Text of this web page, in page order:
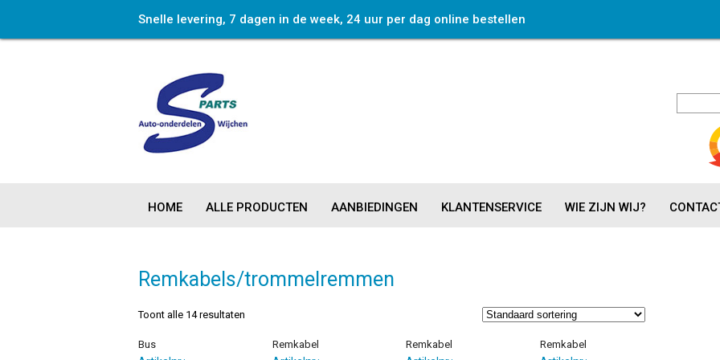
Snelle levering, 7 dagen in de week, 24 uur per dag online bestellen
HOME ALLE PRODUCTEN AANBIEDINGEN KLANTENSERVICE WIE ZIJN WIJ?
Remkabels/trommelremmen
Toont alle 14 resultaten
Bus Remkabel Remkabel Remkabel